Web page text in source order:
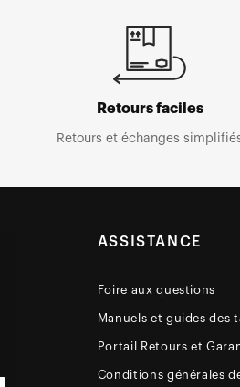
Retours faciles
Retours et échanges
ASSISTANCE
Foire aux questions
Manuels et guides des
Portail Retours et
Conditions générales